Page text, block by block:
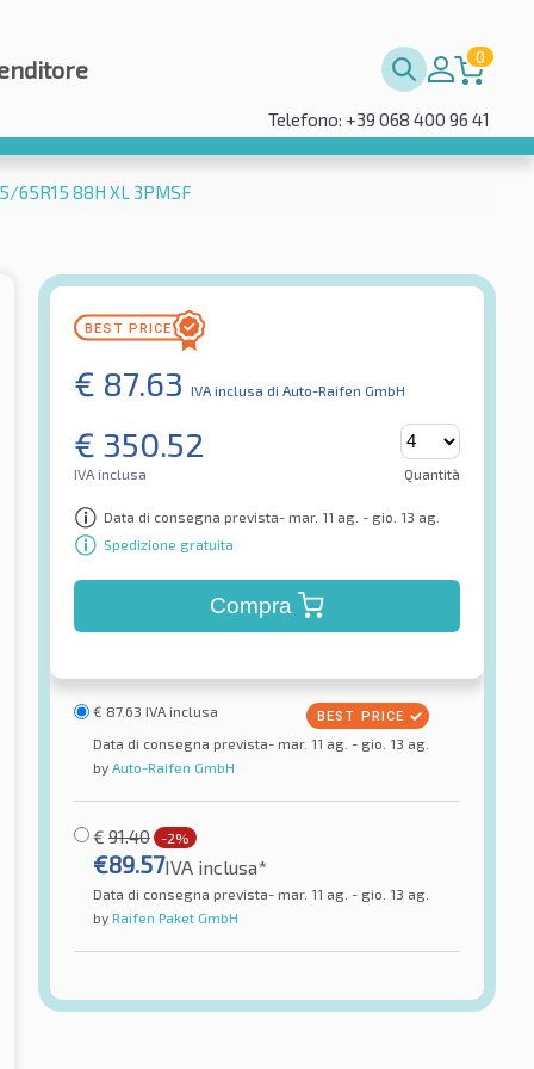
0
Telefono: +39 068 400 96 41
65R15 88H XL 3PMSF
€ 87.63 IVA inclusa di Auto-Raifen GmbH
€ 350.52
IVA inclusa Quantità
Data di consegna prevista- mar. 11 ag. - gio. 13 ag.
Spedizione gratuita
Compra
€ 87.63 IVA inclusa
Data di consegna prevista- mar. 11 ag. - gio. 13 ag.
by Auto-Raifen GmbH
€ 91.40 -2%
€89.57IVA inclusa*
Data di consegna prevista- mar. 11 ag. - gio. 13 ag.
by Raifen Paket GmbH